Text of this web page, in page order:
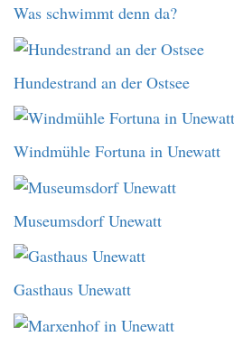
Was schwimmt denn da?
Hundestrand an der Ostsee
Windmühle Fortuna in Unewatt
Museumsdorf Unewatt
Gasthaus Unewatt